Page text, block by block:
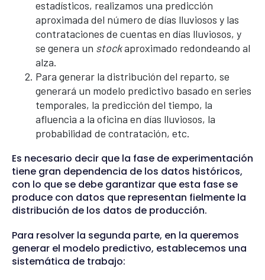
estadísticos, realizamos una predicción
aproximada del número de días lluviosos y las
contrataciones de cuentas en días lluviosos, y
se genera un stockaproximado redondeando al
alza.
Para generar la distribución del reparto, se
generará un modelo predictivo basado en series
temporales, la predicción del tiempo, la
afluencia a la oficina en días lluviosos, la
probabilidad de contratación, etc.
Es necesario decir que la fase de experimentación
tiene gran dependencia de los datos históricos,
con lo que se debe garantizar que esta fase se
produce con datos que representan fielmente la
distribución de los datos de producción.
Para resolver la segunda parte, en la queremos
generar el modelo predictivo, establecemos una
sistemática de trabajo: